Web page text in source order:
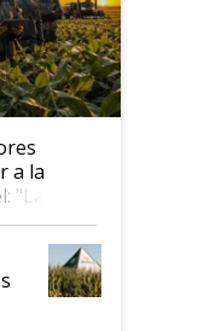
a la
son